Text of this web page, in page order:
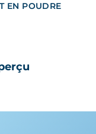
EN POUDRE